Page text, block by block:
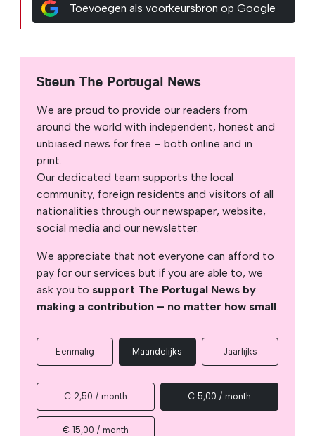
Toevoegen als voorkeursbron op Google
Steun The Portugal News
We are proud to provide our readers from
around the world with independent, honest and
unbiased news for free – both online and in
print.
Our dedicated team supports the local
community, foreign residents and visitors of all
nationalities through our newspaper, website,
social media and our newsletter.
We appreciate that not everyone can afford to
pay for our services but if you are able to, we
ask you to support The Portugal News by
making a contribution – no matter how small.
Eenmalig Maandelijks Jaarlijks
€ 2,50 / month € 5,00 / month
€ 15,00 / month